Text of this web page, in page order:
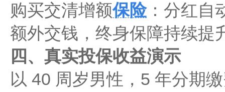
购买交清增额保险：分红自
额外交钱，终身保障持续提
四、真实投保收益演示
以 40 周岁男性，5 年分期